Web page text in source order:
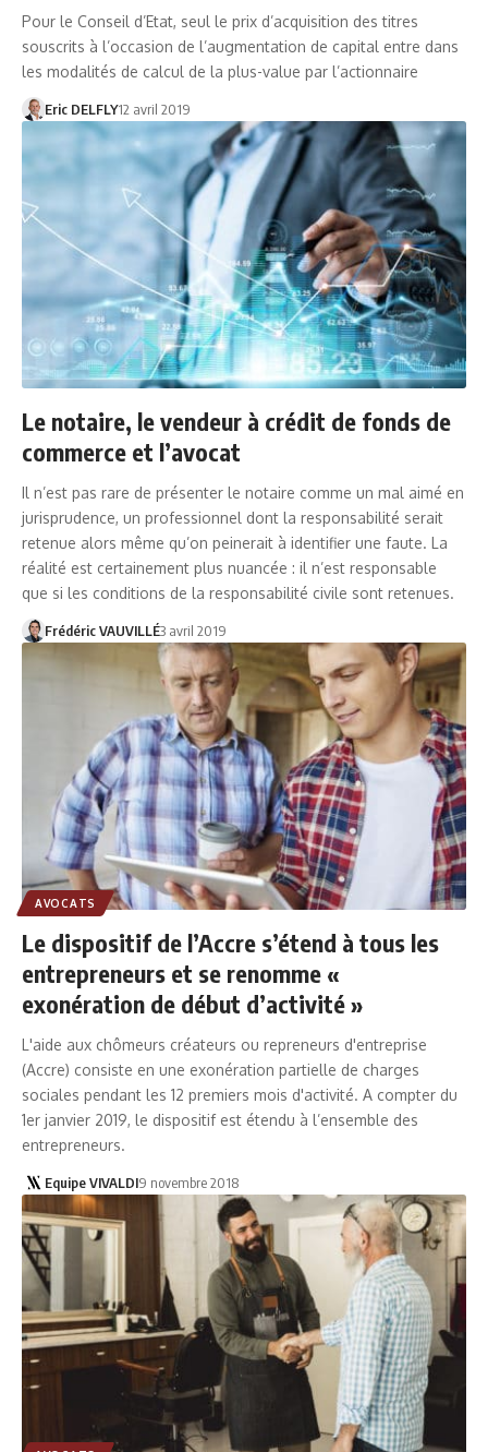
Pour le Conseil d’Etat, seul le prix d’acquisition des titres
souscrits à l’occasion de l’augmentation de capital entre dans
les modalités de calcul de la plus-value par l’actionnaire
Eric DELFLY12 avril 2019
Le notaire, le vendeur à crédit de fonds de
commerce et l’avocat
Il n’est pas rare de présenter le notaire comme un mal aimé en
jurisprudence, un professionnel dont la responsabilité serait
retenue alors même qu’on peinerait à identifier une faute. La
réalité est certainement plus nuancée : il n’est responsable
que si les conditions de la responsabilité civile sont retenues.
Frédéric VAUVILLÉ3 avril 2019
AVOCATS
Le dispositif de l’Accre s’étend à tous les
entrepreneurs et se renomme «
exonération de début d’activité »
L'aide aux chômeurs créateurs ou repreneurs d'entreprise
(Accre) consiste en une exonération partielle de charges
sociales pendant les 12 premiers mois d'activité. A compter du
1er janvier 2019, le dispositif est étendu à l’ensemble des
entrepreneurs.
Equipe VIVALDI9 novembre 2018